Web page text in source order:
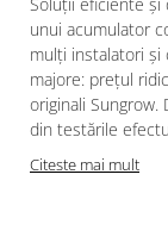
Soluții eficiente și
unui acumulator
mulți instalatori și
majore: prețul
originali
din testările
Citeste mai mult